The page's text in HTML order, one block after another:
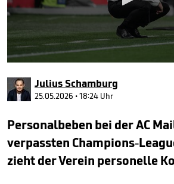
seconds
42
seconds
Julius Schamburg
25.05.2026 • 18:24 Uhr
Personalbeben bei der AC
verpassten Champions-
zieht der Verein personelle